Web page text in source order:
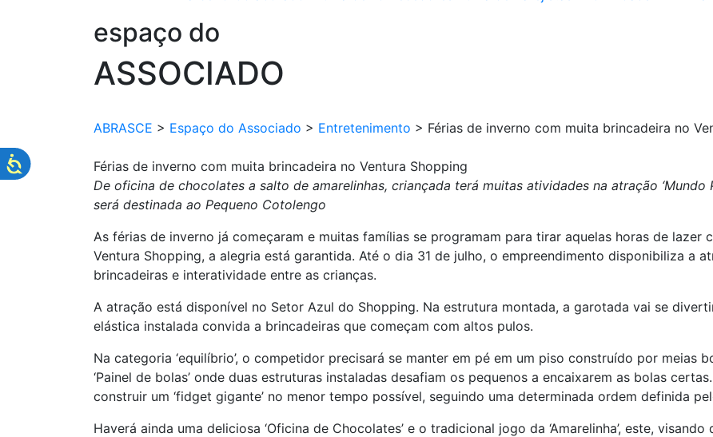
espaço do
ASSOCIADO
ABRASCE > Espaço do Associado > Entretenimento > Férias de inverno com muita brincadeira no
Férias de inverno com muita brincadeira no Ventura Shopping
De oficina de chocolates a salto de amarelinhas, criançada terá muitas atividades na atração ‘Mundo
será destinada ao Pequeno Cotolengo
As férias de inverno já começaram e muitas famílias se programam para tirar aquelas horas de lazer
Ventura Shopping, a alegria está garantida. Até o dia 31 de julho, o empreendimento disponibiliza a
brincadeiras e interatividade entre as crianças.
A atração está disponível no Setor Azul do Shopping. Na estrutura montada, a garotada vai se
elástica instalada convida a brincadeiras que começam com altos pulos.
Na categoria ‘equilíbrio’, o competidor precisará se manter em pé em um piso construído por meias
‘Painel de bolas’ onde duas estruturas instaladas desafiam os pequenos a encaixarem as bolas
construir um ‘fidget gigante’ no menor tempo possível, seguindo uma determinada ordem definida
Haverá ainda uma deliciosa ‘Oficina de Chocolates’ e o tradicional jogo da ‘Amarelinha’, este,